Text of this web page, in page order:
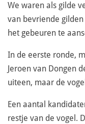
We waren als gilde
van bevriende
het gebeuren te
In de eerste ronde,
Jeroen van Dongen
uiteen, maar de
Een aantal
restje van de vogel.